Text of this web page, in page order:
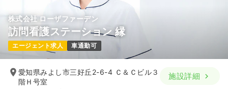
株式会社 ローザファーデン
訪問看護ステーション 縁
エージェント求人 車通勤可
愛知県みよし市三好丘2-6-4 Ｃ＆Ｃビル３
階Ｈ号室
施設詳細